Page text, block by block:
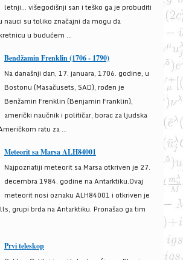
letnji... višegodišnji san i teško ga je probuditi
nauci su toliko značajni da mogu da
u budućem ...
Bendžamin Frenklin (1706 - 1790)
Na današnji dan, 17. januara, 1706. godine, u
Bostonu (Masačusets, SAD), rođen je
Benžamin Frenklin (Benjamin Franklin),
američki naučnik i političar, borac za ljudska
ratu za ...
Meteorit sa Marsa ALH84001
Najpoznatiji meteorit sa Marsa otkriven je 27.
decembra 1984. godine na Antarktiku.Ovaj
meteorit nosi oznaku ALH84001 i otkriven je
grupi brda na Antarktiku. Pronašao ga tim
Prvi teleskop